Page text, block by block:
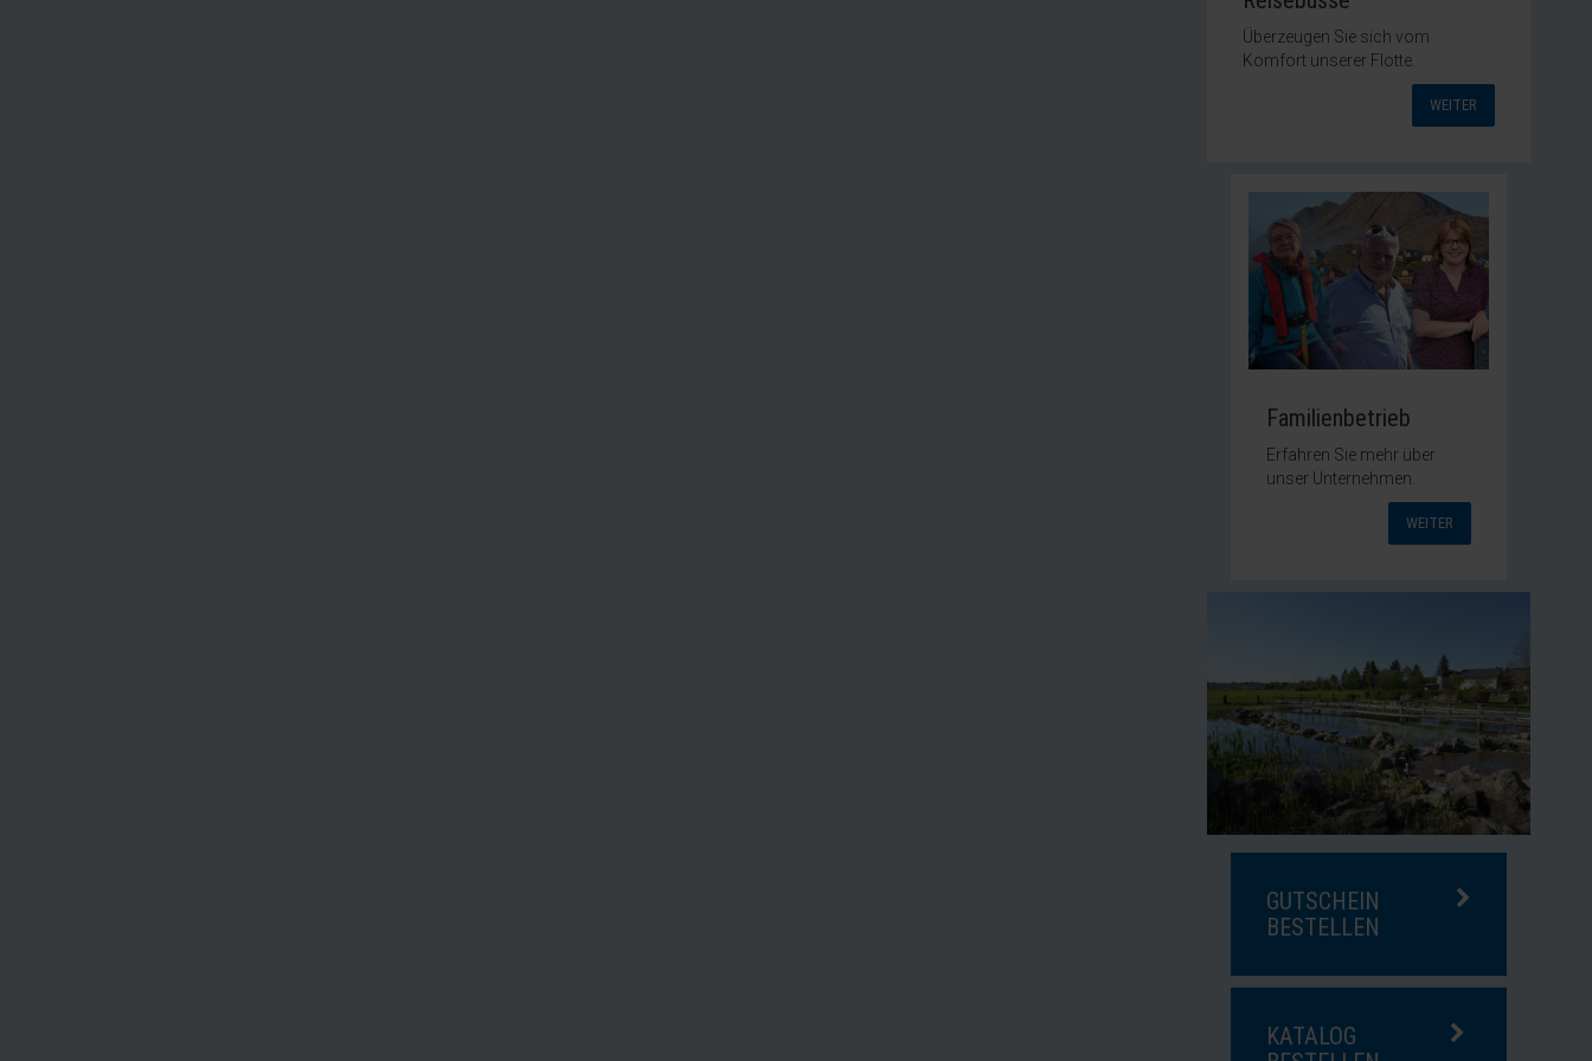
Überzeugen Sie sich vom
Komfort unserer Flotte.
WEITER
Familienbetrieb
Erfahren Sie mehr über
unser Unternehmen.
WEITER
GUTSCHEIN
BESTELLEN
KATALOG